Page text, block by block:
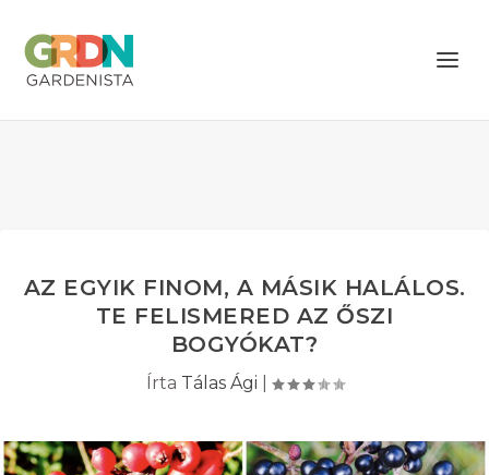
AZ EGYIK FINOM, A MÁSIK HALÁLOS.
TE FELISMERED AZ ŐSZI
BOGYÓKAT?
Írta Tálas Ági